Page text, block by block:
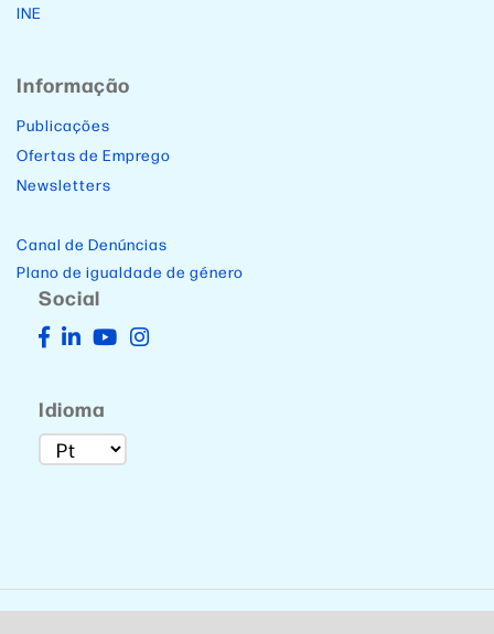
INE
Informação
Publicações
Ofertas de Emprego
Newsletters
Canal de Denúncias
Plano de igualdade de género
Social
Idioma